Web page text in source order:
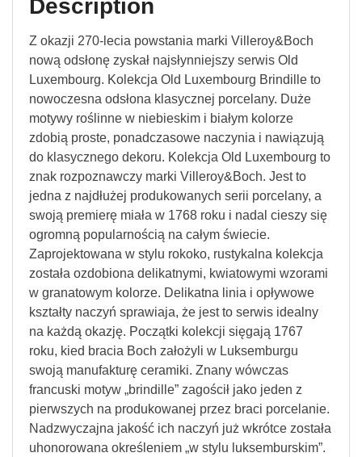
Description
Z okazji 270-lecia powstania marki Villeroy&Boch
nową odsłonę zyskał najsłynniejszy serwis Old
Luxembourg. Kolekcja Old Luxembourg Brindille to
nowoczesna odsłona klasycznej porcelany. Duże
motywy roślinne w niebieskim i białym kolorze
zdobią proste, ponadczasowe naczynia i nawiązują
do klasycznego dekoru. Kolekcja Old Luxembourg to
znak rozpoznawczy marki Villeroy&Boch. Jest to
jedna z najdłużej produkowanych serii porcelany, a
swoją premierę miała w 1768 roku i nadal cieszy się
ogromną popularnością na całym świecie.
Zaprojektowana w stylu rokoko, rustykalna kolekcja
została ozdobiona delikatnymi, kwiatowymi wzorami
w granatowym kolorze. Delikatna linia i opływowe
kształty naczyń sprawiaja, że jest to serwis idealny
na każdą okazję. Początki kolekcji sięgają 1767
roku, kied bracia Boch założyli w Luksemburgu
swoją manufakturę ceramiki. Znany wówczas
francuski motyw „brindille” zagościł jako jeden z
pierwszych na produkowanej przez braci porcelanie.
Nadzwyczajna jakość ich naczyń już wkrótce została
uhonorowana określeniem „w stylu luksemburskim”.